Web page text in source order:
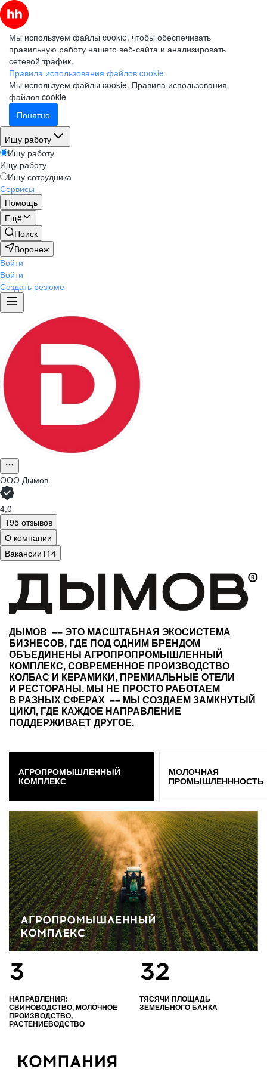
Мы используем файлы cookie, чтобы обеспечивать
правильную работу нашего веб-сайта и анализировать
сетевой трафик.
Правила использования файлов cookie
Мы используем файлы cookie. Правила использования
файлов cookie
Понятно
Ищу работу
Ищу работу
Ищу работу
Ищу сотрудника
Сервисы
Помощь
Ещё
Поиск
Воронеж
Войти
Войти
Создать резюме
ООО Дымов
4,0
195 отзывов
О компании
Вакансии114
ДЫМОВ –– ЭТО МАСШТАБНАЯ ЭКОСИСТЕМА
БИЗНЕСОВ, ГДЕ ПОД ОДНИМ БРЕНДОМ
ОБЪЕДИНЕНЫ АГРОПРОПРОМЫШЛЕННЫЙ
КОМПЛЕКС, СОВРЕМЕННОЕ ПРОИЗВОДСТВО
КОЛБАС И КЕРАМИКИ, ПРЕМИАЛЬНЫЕ ОТЕЛИ
И РЕСТОРАНЫ. МЫ НЕ ПРОСТО РАБОТАЕМ
В РАЗНЫХ СФЕРАХ –– МЫ СОЗДАЕМ ЗАМКНУТЫЙ
ЦИКЛ, ГДЕ КАЖДОЕ НАПРАВЛЕНИЕ
ПОДДЕРЖИВАЕТ ДРУГОЕ.
АГРОПРОМЫШЛЕННЫЙ
КОМПЛЕКС
МОЛОЧНАЯ
ПРОМЫШЛЕНННОСТЬ
НАПРАВЛЕНИЯ:
СВИНОВОДСТВО, МОЛОЧНОЕ
ПРОИЗВОДСТВО,
РАСТЕНИЕВОДСТВО
ТЯСЯЧИ ПЛОЩАДЬ
ЗЕМЕЛЬНОГО БАНКА